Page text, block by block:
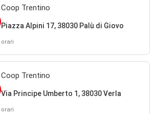
Coop Trentino
Piazza Alpini 17, 38030 Palù di Giovo
orari
Coop Trentino
Via Principe Umberto 1, 38030 Verla
orari